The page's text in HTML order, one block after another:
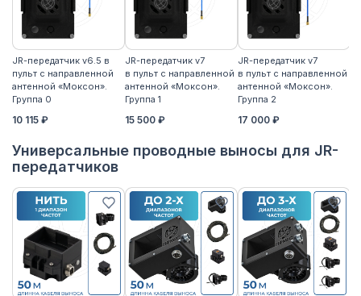
JR-передатчик v6.5 в
пульт с направленной
антенной «Моксон».
Группа 0
10 115 ₽
JR-передатчик v7
в пульт с направленной
антенной «Моксон».
Группа 1
15 500 ₽
JR-передатчик v7
в пульт с направленной
антенной «Моксон».
Группа 2
17 000 ₽
Универсальные проводные выносы для JR-
передатчиков